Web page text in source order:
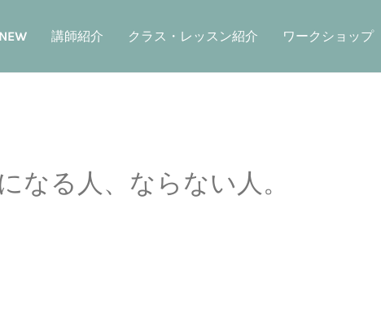
NEW 講師紹介 クラス・レッスン紹介 ワークショップ
なる人、ならない人。